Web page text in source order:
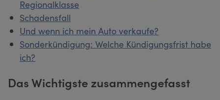
Regionalklasse
Schadensfall
Und wenn ich mein Auto verkaufe?
Sonderkündigung: Welche Kündigungsfrist habe
ich?
Das Wichtigste zusammengefasst